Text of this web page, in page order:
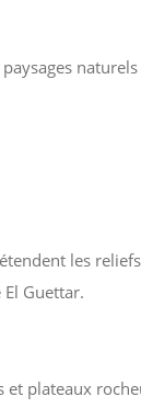
paysages
les
Guettar.
et plateaux